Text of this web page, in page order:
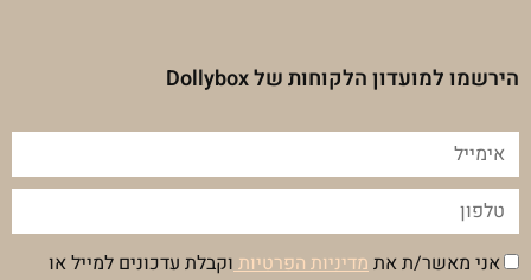
הירשמו למועדון הלקוחות של Dollybox
אימייל
טלפון
הסכמה
אני מאשר/ת אתמדיניות הפרטיותוקבלת עדכונים למייל או